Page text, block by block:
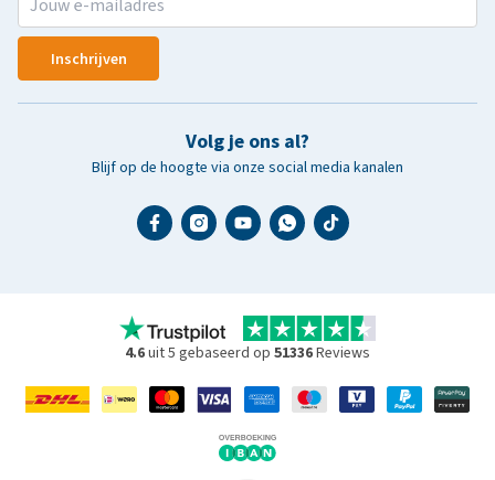
Inschrijven
Volg je ons al?
Blijf op de hoogte via onze social media kanalen
4.6uit 5 gebaseerd op 51336Reviews